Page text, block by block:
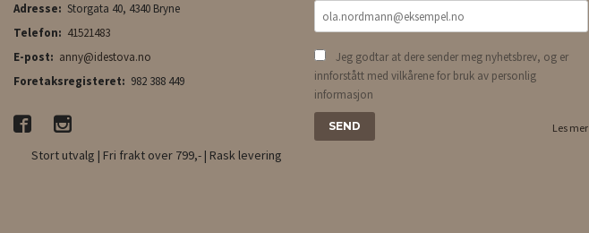
Adresse: Storgata 40, 4340 Bryne
Telefon: 41521483
E-post: anny@idestova.no
Foretaksregisteret: 982 388 449
Stort utvalg | Fri frakt over 799,- | Rask levering
Jeg godtar at dere sender meg nyhetsbrev, og er
innforstått med vilkårene for bruk av personlig
informasjon
Les mer